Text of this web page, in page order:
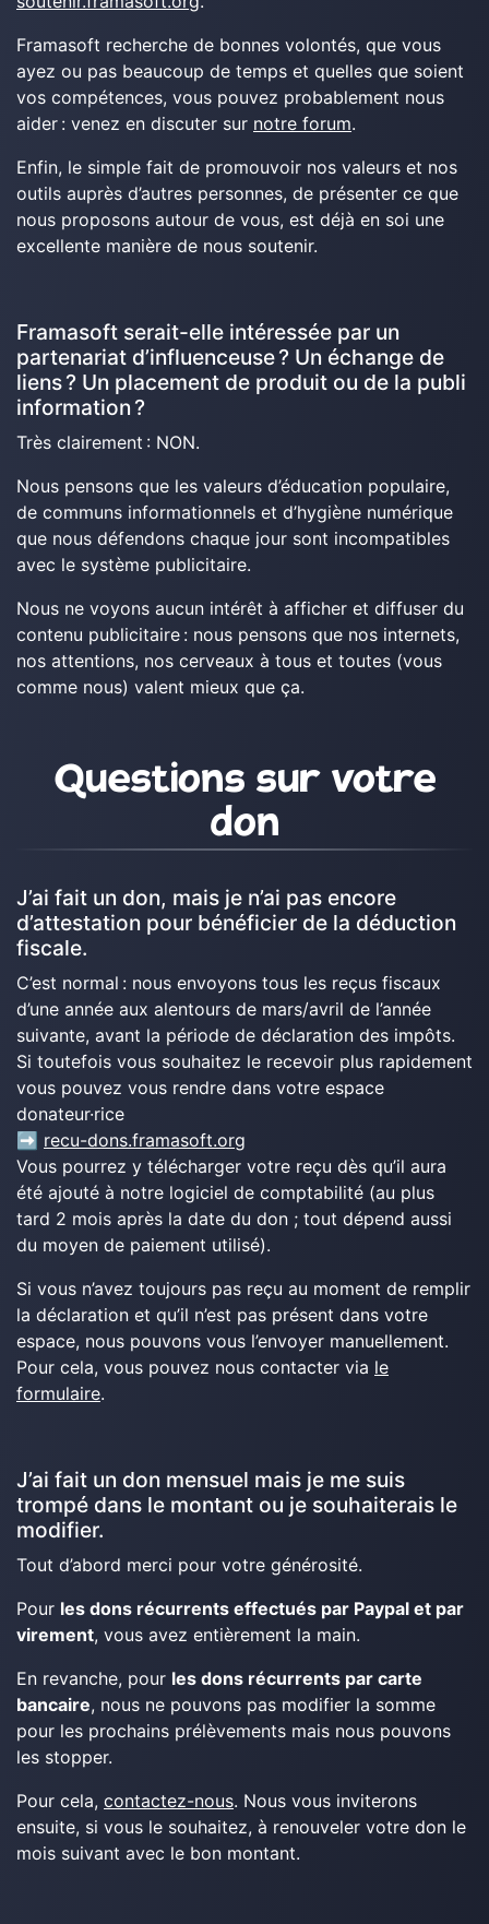
Framasoft recherche de bonnes volontés, que vous
ayez ou pas beaucoup de temps et quelles que soient
vos compétences, vous pouvez probablement nous
aider : venez en discuter sur notre forum.
Enfin, le simple fait de promouvoir nos valeurs et nos
outils auprès d’autres personnes, de présenter ce que
nous proposons autour de vous, est déjà en soi une
excellente manière de nous soutenir.
Framasoft serait-elle intéressée par un
partenariat d’influenceuse ? Un échange de
liens ? Un placement de produit ou de la publi
information ?
Très clairement : NON.
Nous pensons que les valeurs d’éducation populaire,
de communs informationnels et d’hygiène numérique
que nous défendons chaque jour sont incompatibles
avec le système publicitaire.
Nous ne voyons aucun intérêt à afficher et diffuser du
contenu publicitaire : nous pensons que nos internets,
nos attentions, nos cerveaux à tous et toutes (vous
comme nous) valent mieux que ça.
Questions sur votre
don
J’ai fait un don, mais je n’ai pas encore
d’attestation pour bénéficier de la déduction
fiscale.
C’est normal : nous envoyons tous les reçus fiscaux
d’une année aux alentours de mars/avril de l’année
suivante, avant la période de déclaration des impôts.
Si toutefois vous souhaitez le recevoir plus rapidement
vous pouvez vous rendre dans votre espace
donateur·rice
➡️ recu-dons.framasoft.org
Vous pourrez y télécharger votre reçu dès qu’il aura
été ajouté à notre logiciel de comptabilité (au plus
tard 2 mois après la date du don ; tout dépend aussi
du moyen de paiement utilisé).
Si vous n’avez toujours pas reçu au moment de remplir
la déclaration et qu’il n’est pas présent dans votre
espace, nous pouvons vous l’envoyer manuellement.
Pour cela, vous pouvez nous contacter via le
formulaire.
J’ai fait un don mensuel mais je me suis
trompé dans le montant ou je souhaiterais le
modifier.
Tout d’abord merci pour votre générosité.
Pour les dons récurrents effectués par Paypal et par
virement, vous avez entièrement la main.
En revanche, pour les dons récurrents par carte
bancaire, nous ne pouvons pas modifier la somme
pour les prochains prélèvements mais nous pouvons
les stopper.
Pour cela, contactez-nous. Nous vous inviterons
ensuite, si vous le souhaitez, à renouveler votre don le
mois suivant avec le bon montant.